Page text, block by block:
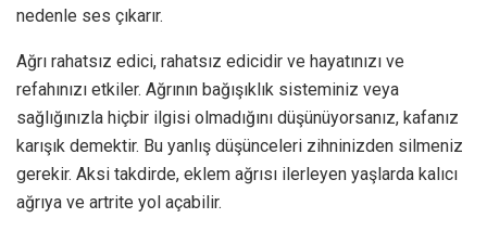
nedenle ses çıkarır.
Ağrı rahatsız edici, rahatsız edicidir ve hayatınızı ve
refahınızı etkiler. Ağrının bağışıklık sisteminiz veya
sağlığınızla hiçbir ilgisi olmadığını düşünüyorsanız, kafanız
karışık demektir. Bu yanlış düşünceleri zihninizden silmeniz
gerekir. Aksi takdirde, eklem ağrısı ilerleyen yaşlarda kalıcı
ağrıya ve artrite yol açabilir.